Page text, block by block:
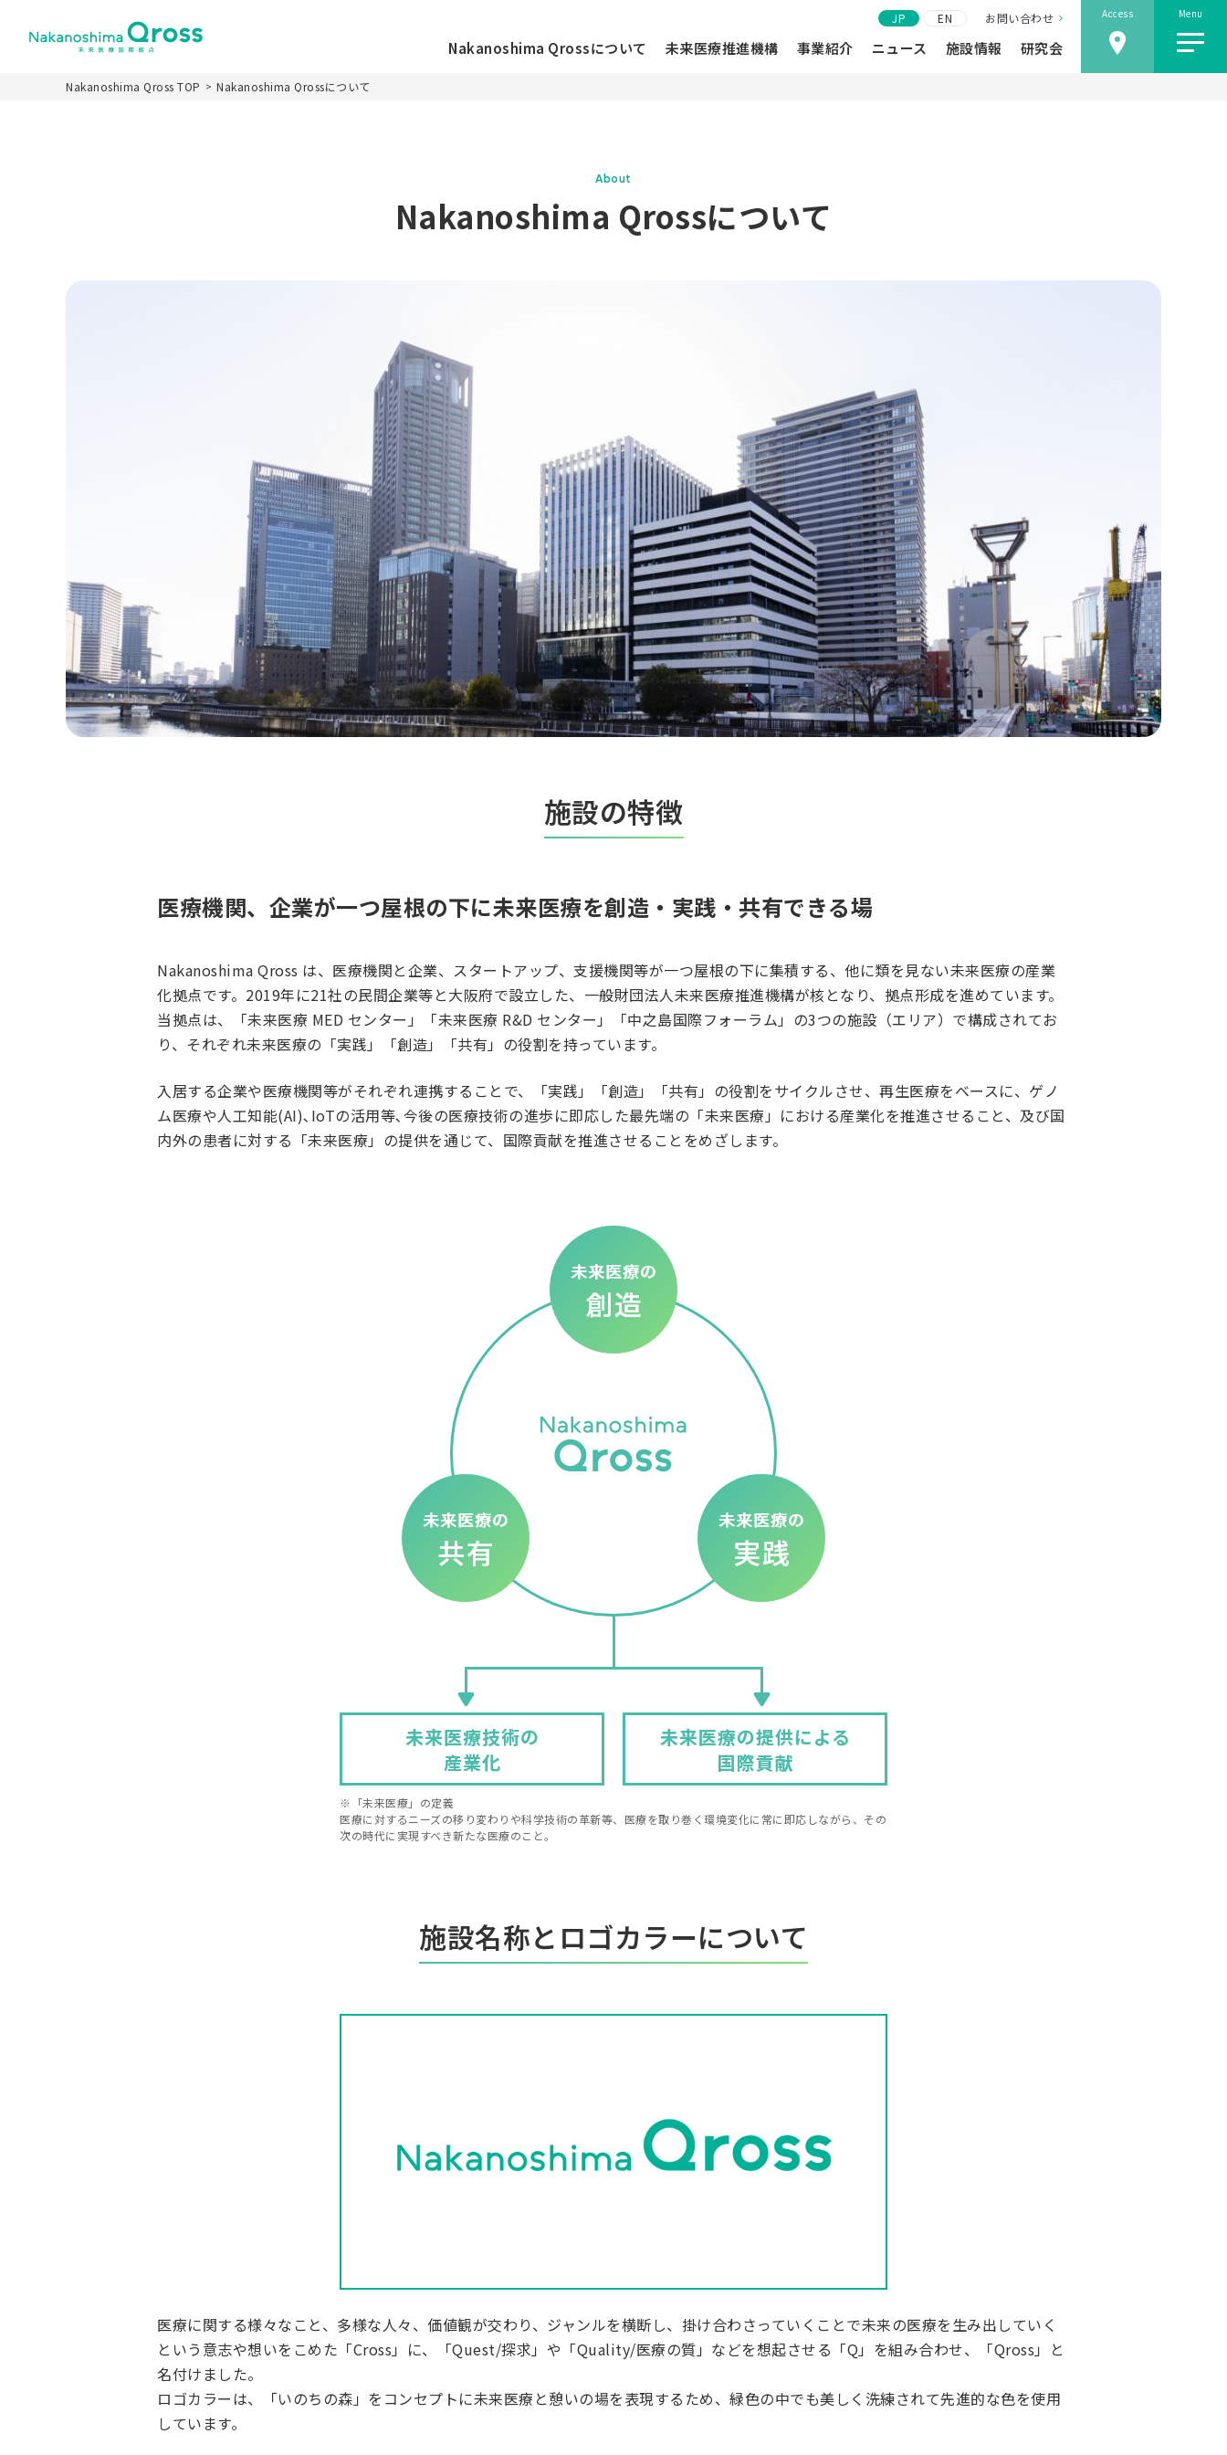
JP EN お問い合わせ
Nakanoshima Qrossについて 未来医療推進機構 事業紹介 ニュース 施設情報 研究会
Access Menu
Nakanoshima Qrossについて
未来医療推進機構
未来医療イノベーションエコシステム
運営主体
事業紹介
未来医療とは
未来を拓く再生医療
高度CDMO人材育成プログラム
ワンストップサービス
Qrossover Lounge 夢
創薬クラスターキャンパス事業
お知らせ
イベント
テナント企業様一覧
入居をご希望される皆様へ
研究会
再生医療クオリティ評価研究会
CDMOコンソーシアム研究会
アントレプレナーシップ研究会
アクセス
当ウェブサイトのご利用にあたり
著作権について
コピーライトポリシー
Nakanoshima Qross TOP Nakanoshima Qrossについて
About
Nakanoshima Qrossについて
施設の特徴
医療機関、企業が一つ屋根の下に未来医療を創造・実践・共有できる場
Nakanoshima Qross は、医療機関と企業、スタートアップ、支援機関等が一つ屋根の下に集積する、他に類を見ない未来医療の産業
化拠点です。2019年に21社の民間企業等と大阪府で設立した、一般財団法人未来医療推進機構が核となり、拠点形成を進めています。
当拠点は、「未来医療 MED センター」「未来医療 R&D センター」「中之島国際フォーラム」の3つの施設（エリア）で構成されてお
り、それぞれ未来医療の「実践」「創造」「共有」の役割を持っています。
入居する企業や医療機関等がそれぞれ連携することで、「実践」「創造」「共有」の役割をサイクルさせ、再生医療をベースに、ゲノ
ム医療や人工知能(AI)､IoTの活用等､今後の医療技術の進歩に即応した最先端の「未来医療」における産業化を推進させること、及び国
内外の患者に対する「未来医療」の提供を通じて、国際貢献を推進させることをめざします。
※「未来医療」の定義
医療に対するニーズの移り変わりや科学技術の革新等、医療を取り巻く環境変化に常に即応しながら、その
次の時代に実現すべき新たな医療のこと。
施設名称とロゴカラーについて
医療に関する様々なこと、多様な人々、価値観が交わり、ジャンルを横断し、掛け合わさっていくことで未来の医療を生み出していく
という意志や想いをこめた「Cross」に、「Quest/探求」や「Quality/医療の質」などを想起させる「Q」を組み合わせ、「Qross」と
名付けました。
ロゴカラーは、「いのちの森」をコンセプトに未来医療と憩いの場を表現するため、緑色の中でも美しく洗練されて先進的な色を使用
しています。